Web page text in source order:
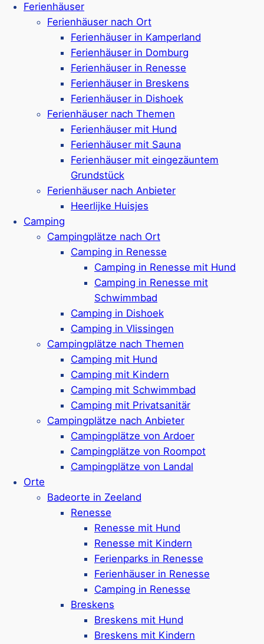
Ferienhäuser
Ferienhäuser nach Ort
Ferienhäuser in Kamperland
Ferienhäuser in Domburg
Ferienhäuser in Renesse
Ferienhäuser in Breskens
Ferienhäuser in Dishoek
Ferienhäuser nach Themen
Ferienhäuser mit Hund
Ferienhäuser mit Sauna
Ferienhäuser mit eingezäuntem
Grundstück
Ferienhäuser nach Anbieter
Heerlijke Huisjes
Camping
Campingplätze nach Ort
Camping in Renesse
Camping in Renesse mit Hund
Camping in Renesse mit
Schwimmbad
Camping in Dishoek
Camping in Vlissingen
Campingplätze nach Themen
Camping mit Hund
Camping mit Kindern
Camping mit Schwimmbad
Camping mit Privatsanitär
Campingplätze nach Anbieter
Campingplätze von Ardoer
Campingplätze von Roompot
Campingplätze von Landal
Orte
Badeorte in Zeeland
Renesse
Renesse mit Hund
Renesse mit Kindern
Ferienparks in Renesse
Ferienhäuser in Renesse
Camping in Renesse
Breskens
Breskens mit Hund
Breskens mit Kindern
Ferienpark & Campingplatz in
Verschiedene Stepplätze &
Ferienunterkünfte für 2-6 Personen
Haustiere sind auf dem Park nicht erlaubt
Großes Angebot an Einrichtungen für große
& kleine Gäste
Toll für die Kids: Indoor-Spielplatz,
Spielschiff & Badeparadies
„Captains Cabin“ für Teenager,
Wellnessbereich vorhanden
Sportplätze, Outdoor-Fitness, Radverleih &
Gastronomie
Ca. 1 km bis zum Strand
Google Rezensionen:4,6/5 Sterne
Bewertungen)
Mehr ansehen*
Landal Buitenheem
Kleiner Ferienpark in Renesse
Ferienhäuser für 2-6 Personen
Auch hundefreundliche Ferienhäuser
vorhanden (bis zu 2 Hunde)
Die Ferienhäuser verfügen über bis zu 3
Schlafzimmer & 2 Badezimmer
Für die Kids: Spieplätze drinnen &
draußen
Frühstücksservice, Minishop,
Fahrradverleih & Coffee-Corner
Der Park ist recht klein und verfügt so über
eine ruhige Lage
Ca. 3,5 km bis zum Strand
Google Rezensionen:neuer Park, daher
bisher wenig Bewertungen
Mehr ansehen*
De Soeten Haert